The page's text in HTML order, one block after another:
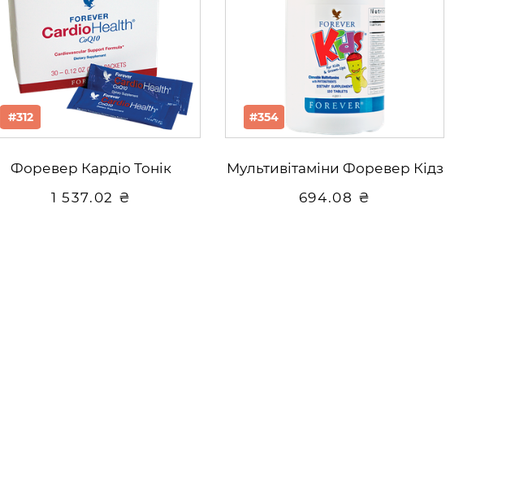
#312
Форевер Кардіо Тонік
1 537.02 ₴
#354
Мультивітаміни Форевер Кідз
694.08 ₴